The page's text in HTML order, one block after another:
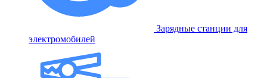
Зарядные станции для
электромобилей